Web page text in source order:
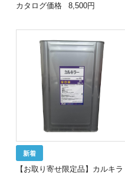
カタログ価格
8,500円
【お取り寄せ限定品】カルキラ